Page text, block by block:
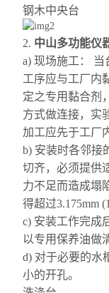
钢木中央台
2. 中山多功能仪
a) 现场施工： 当
工序应与工厂内
定之专用黏合剂
方式做连接，实
加工应先于工厂
b) 安装时各邻接
切齐，必须提供
力不足而造成塌
得超过3.175mm
c) 安装工作完成
以专用保养油做
d) 对于必要的水
小的开孔。